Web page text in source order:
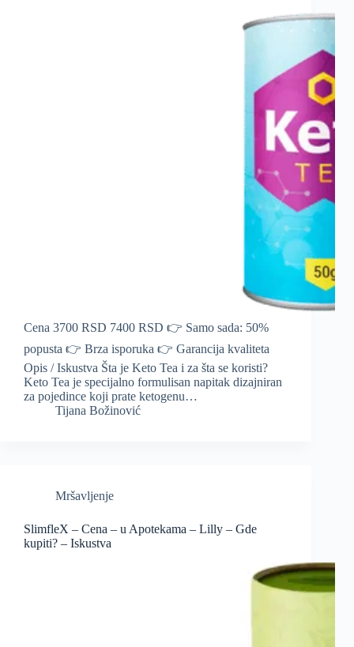
Cena 3700 RSD 7400 RSD 👉 Samo sada: 50%
popusta 👉 Brza isporuka 👉 Garancija kvaliteta
Opis / Iskustva Šta je Keto Tea i za šta se koristi?
Keto Tea je specijalno formulisan napitak dizajniran
za pojedince koji prate ketogenu…
Tijana Božinović
Mršavljenje
SlimfleX – Cena – u Apotekama – Lilly – Gde
kupiti? – Iskustva